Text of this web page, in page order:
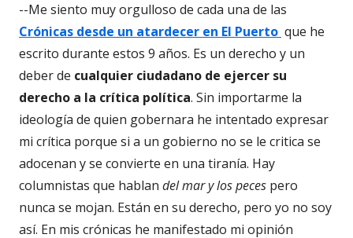
--Me siento muy orgulloso de cada una de las
Crónicas desde un atardecer en El Puerto que he
escrito durante estos 9 años. Es un derecho y un
deber de cualquier ciudadano de ejercer su
derecho a la crítica política. Sin importarme la
ideología de quien gobernara he intentado expresar
mi crítica porque si a un gobierno no se le critica se
adocenan y se convierte en una tiranía. Hay
columnistas que hablan del mar y los peces pero
nunca se mojan. Están en su derecho, pero yo no soy
así. En mis crónicas he manifestado mi opinión